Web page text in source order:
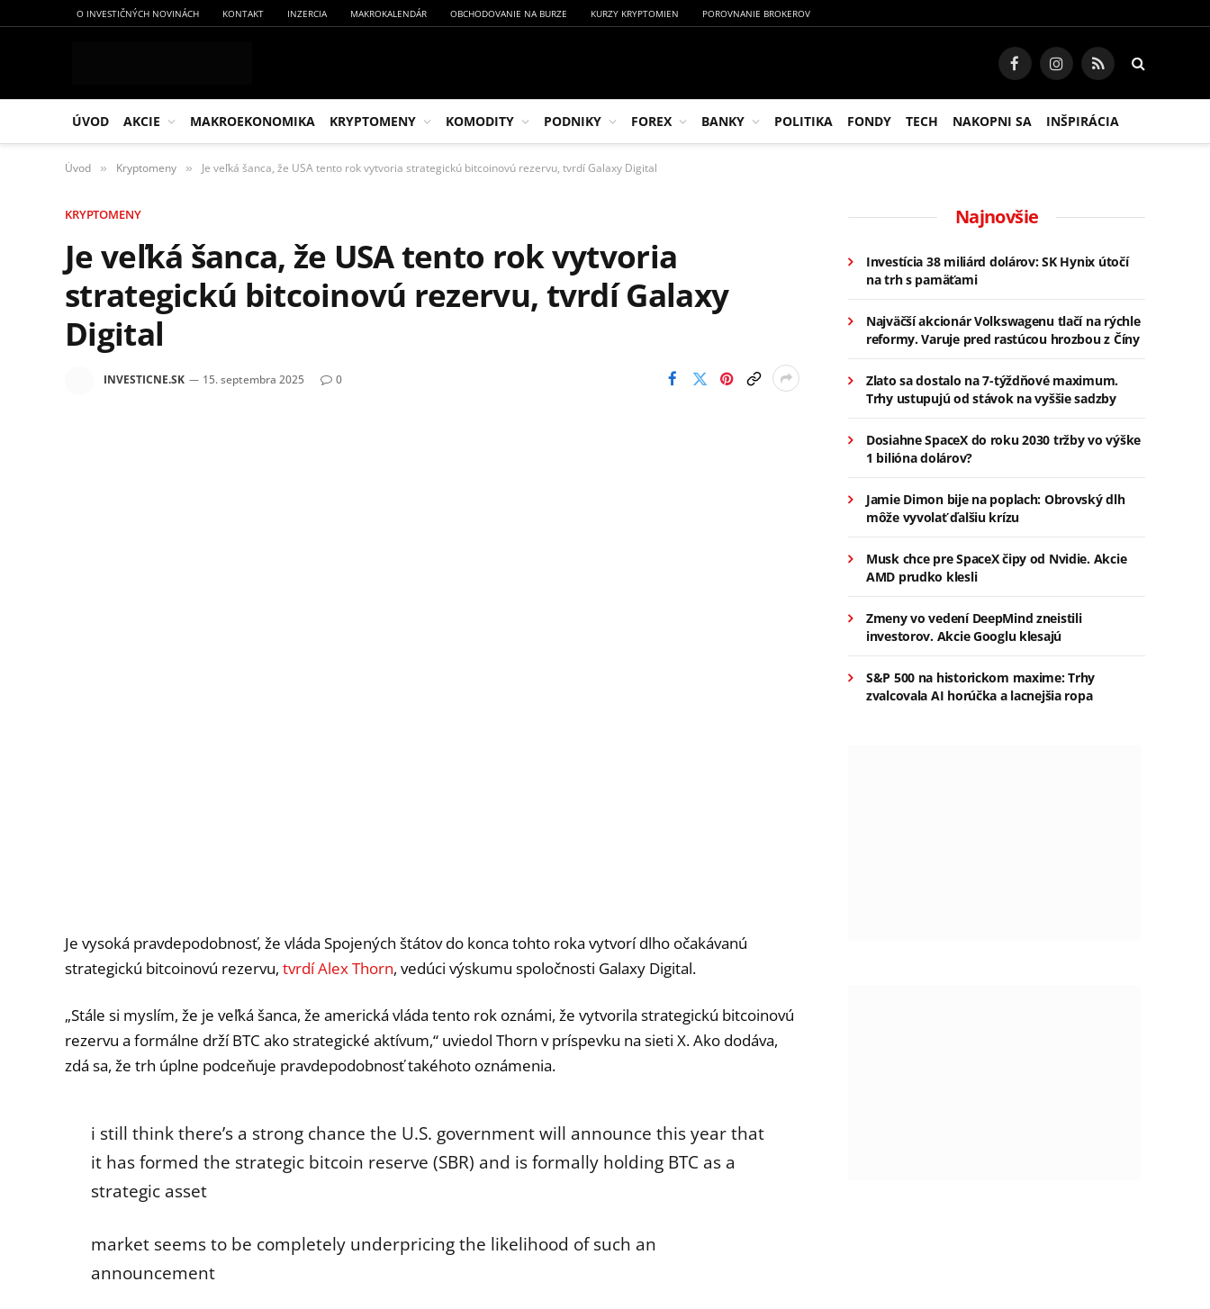
O INVESTIČNÝCH NOVINÁCH KONTAKT INZERCIA MAKROKALENDÁR OBCHODOVANIE NA BURZE KURZY KRYPTOMIEN POROVNANIE BROKEROV
FacebookInstagram
RSS
ÚVOD AKCIE MAKROEKONOMIKA KRYPTOMENY KOMODITY PODNIKY FOREX BANKY POLITIKA FONDY TECH NAKOPNI SA INŠPIRÁCIA
Úvod » Kryptomeny » Je veľká šanca, že USA tento rok vytvoria strategickú bitcoinovú rezervu, tvrdí Galaxy Digital
KRYPTOMENY
Je veľká šanca, že USA tento rok vytvoria
strategickú bitcoinovú rezervu, tvrdí Galaxy
Digital
INVESTICNE.SK 15. septembra 2025 0
Je vysoká pravdepodobnosť, že vláda Spojených štátov do konca tohto roka vytvorí dlho očakávanú
strategickú bitcoinovú rezervu, tvrdí Alex Thorn, vedúci výskumu spoločnosti Galaxy Digital.
„Stále si myslím, že je veľká šanca, že americká vláda tento rok oznámi, že vytvorila strategickú bitcoinovú
rezervu a formálne drží BTC ako strategické aktívum,“ uviedol Thorn v príspevku na sieti X. Ako dodáva,
zdá sa, že trh úplne podceňuje pravdepodobnosť takéhoto oznámenia.
i still think there’s a strong chance the U.S. government will announce this year that
it has formed the strategic bitcoin reserve (SBR) and is formally holding BTC as a
strategic asset
market seems to be completely underpricing the likelihood of such an
announcement
Najnovšie
Investícia 38 miliárd dolárov: SK Hynix útočí
na trh s pamäťami
Najväčší akcionár Volkswagenu tlačí na rýchle
reformy. Varuje pred rastúcou hrozbou z Číny
Zlato sa dostalo na 7-týždňové maximum.
Trhy ustupujú od stávok na vyššie sadzby
Dosiahne SpaceX do roku 2030 tržby vo výške
1 bilióna dolárov?
Jamie Dimon bije na poplach: Obrovský dlh
môže vyvolať ďalšiu krízu
Musk chce pre SpaceX čipy od Nvidie. Akcie
AMD prudko klesli
Zmeny vo vedení DeepMind zneistili
investorov. Akcie Googlu klesajú
S&P 500 na historickom maxime: Trhy
zvalcovala AI horúčka a lacnejšia ropa